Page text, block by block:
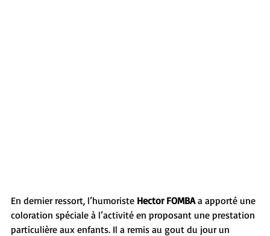
En dernier ressort, l’humoriste Hector FOMBA a apporté une
coloration spéciale à l’activité en proposant une prestation
particulière aux enfants. Il a remis au gout du jour un